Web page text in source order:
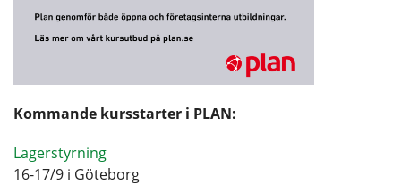
Kommande kursstarter i PLAN:
Lagerstyrning
16-17/9 i Göteborg